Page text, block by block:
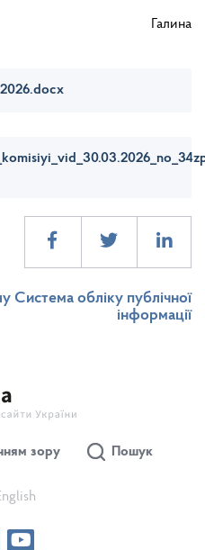
Система обліку публічної
інформації
зору Пошук